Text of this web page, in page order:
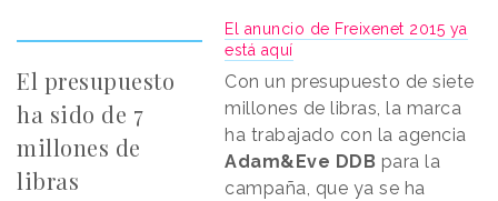
El presupuesto
ha sido de 7
millones de
libras
El anuncio de Freixenet 2015 ya
está aquí
Con un presupuesto de siete
millones de libras, la marca
ha trabajado con la agencia
Adam&Eve DDB para la
campaña, que ya se ha